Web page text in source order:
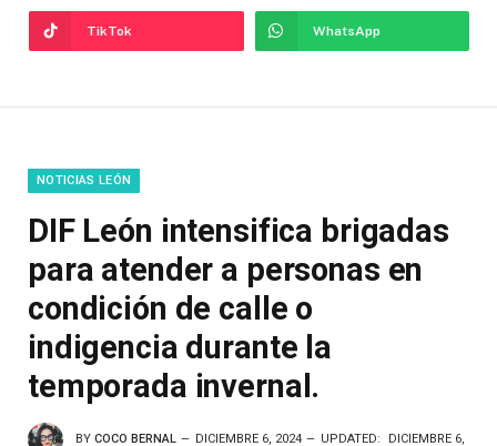
TikTok WhatsApp
NOTICIAS LEÓN
DIF León intensifica brigadas
para atender a personas en
condición de calle o
indigencia durante la
temporada invernal.
BY COCO BERNAL DICIEMBRE 6, 2024 UPDATED: DICIEMBRE 6,